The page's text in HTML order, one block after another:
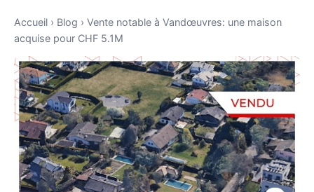
Accueil › Blog › Vente notable à Vandœuvres: une maison
acquise pour CHF 5.1M